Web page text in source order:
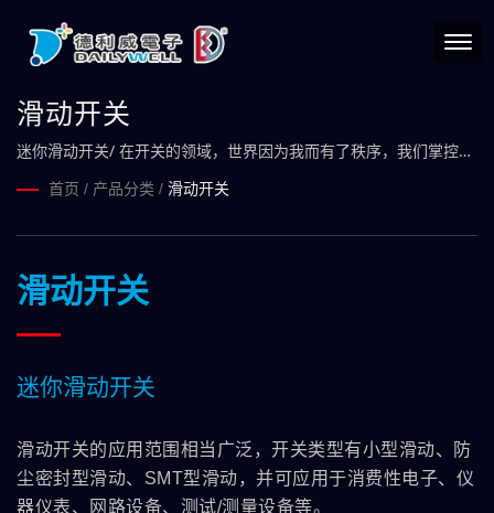
滑动开关
迷你滑动开关/ 在开关的领域，世界因为我而有了秩序，我们掌控发
号施令的关键。
首页 / 产品分类 / 滑动开关
滑动开关
迷你滑动开关
滑动开关的应用范围相当广泛，开关类型有小型滑动、防
尘密封型滑动、SMT型滑动，并可应用于消费性电子、仪
器仪表、网路设备、测试/测量设备等。